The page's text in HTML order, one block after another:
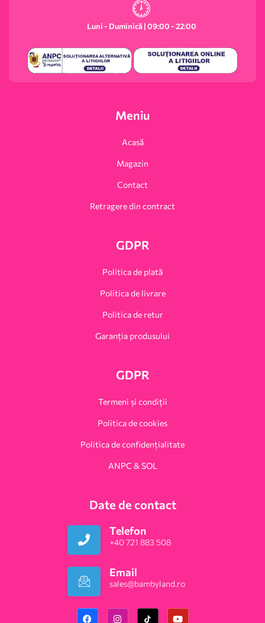
Luni - Duminică | 09:00 - 22:00
Meniu
Acasă
Magazin
Contact
Retragere din contract
GDPR
Politica de plată
Politica de livrare
Politica de retur
Garanția produsului
GDPR
Termeni și condiții
Politica de cookies
Politica de confidențialitate
ANPC & SOL
Date de contact
Telefon
+40 721 883 508
Email
sales@bambyland.ro​